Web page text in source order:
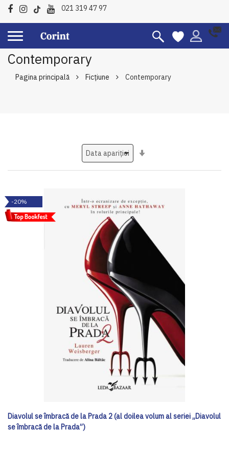
021 319 47 97
Contemporary
Pagina principală Ficțiune Contemporary
-20%
Diavolul se îmbracă de la Prada 2 (al doilea volum al seriei „Diavolul
se îmbracă de la Prada”)